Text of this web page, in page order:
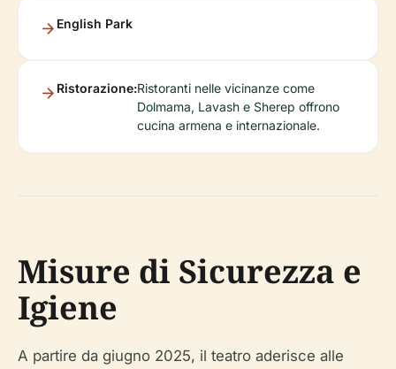
English Park
Ristorazione:Ristoranti nelle vicinanze come
Dolmama, Lavash e Sherep offrono
cucina armena e internazionale.
Misure di Sicurezza e
Igiene
A partire da giugno 2025, il teatro aderisce alle